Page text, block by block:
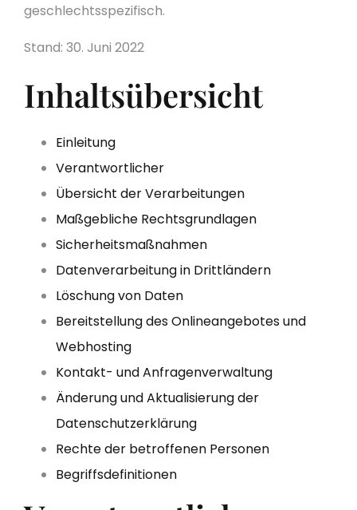
geschlechtsspezifisch.
Stand: 30. Juni 2022
Inhaltsübersicht
Einleitung
Verantwortlicher
Übersicht der Verarbeitungen
Maßgebliche Rechtsgrundlagen
Sicherheitsmaßnahmen
Datenverarbeitung in Drittländern
Löschung von Daten
Bereitstellung des Onlineangebotes und
Webhosting
Kontakt- und Anfragenverwaltung
Änderung und Aktualisierung der
Datenschutzerklärung
Rechte der betroffenen Personen
Begriffsdefinitionen